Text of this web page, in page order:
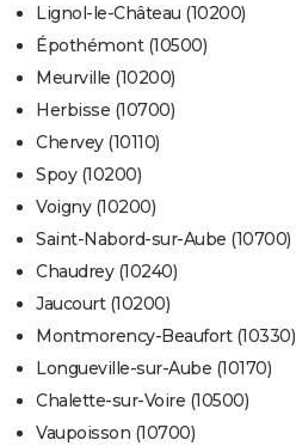
Lignol-le-Château (10200)
Épothémont (10500)
Meurville (10200)
Herbisse (10700)
Chervey (10110)
Spoy (10200)
Voigny (10200)
Saint-Nabord-sur-Aube (10700)
Chaudrey (10240)
Jaucourt (10200)
Montmorency-Beaufort (10330)
Longueville-sur-Aube (10170)
Chalette-sur-Voire (10500)
Vaupoisson (10700)